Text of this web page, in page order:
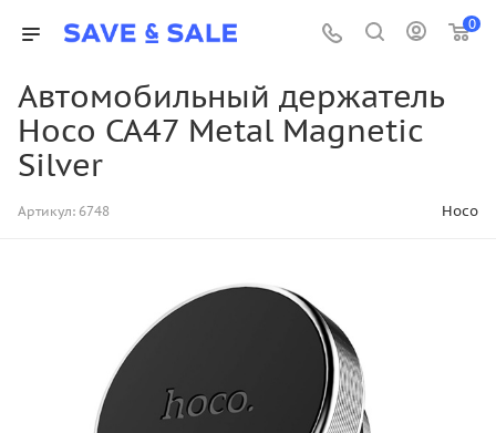
0
Автомобильный держатель
Hoco CA47 Metal Magnetic
Silver
Артикул: 6748 Hoco